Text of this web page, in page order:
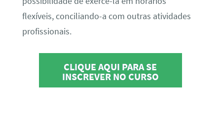
flexíveis, conciliando-a com outras atividades
profissionais.
CLIQUE AQUI PARA SE
INSCREVER NO CURSO